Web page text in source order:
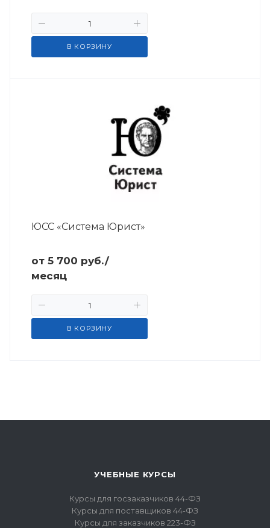
В КОРЗИНУ
ЮСС «Система Юрист»
от 5 700 руб./
месяц
В КОРЗИНУ
УЧЕБНЫЕ КУРСЫ
Курсы для госзаказчиков 44-ФЗ
Курсы для поставщиков 44-ФЗ
Курсы для заказчиков 223-ФЗ